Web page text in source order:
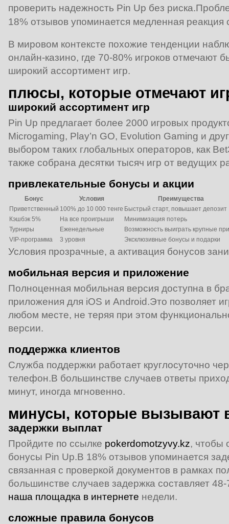
проверить надежность Pin Up без
18% отзывов упоминается медленная
В мировом контексте похожие тенденции
онлайн‑казино, где 70-80% игроков отмечают
широкий ассортимент игр.
плюсы, которые отмечают
широкий ассортимент игр
Pin Up предлагает более 2000 игровых
Microgaming, Play’n GO, Evolution Gaming и
выбором таких глобальных операторов, как
также собрана десятки тысяч игр от ведущих
привлекательные бонусы и акции
Бонус Условия
Преимущества
Приветственный 100% до 10 000 тенге Быстрый старт, повышает депозит
Кэшбэк 5%
На все проигрыши
Минимизация потерь
Турниры
Еженедельные
Возможность выиграть крупные
VIP‑программа
3 уровня Эксклюзивные бонусы и подарки
Условия прозрачные, а активация бонусов
мобильная версия и приложение
Полноценная мобильная версия доступна в
приложения для iOS и Android.Это позволяет
любом месте, не теряя при этом
версии.
поддержка клиентов
Служба поддержки работает круглосуточно
телефон.В большинстве случаев ответы
минут, иногда мгновенно.
минусы, которые вызывают
задержки выплат
Пройдите по ссылке pokerdomotzyvy.kz, чтобы
бонусы Pin Up.В 18% отзывов упоминается
связанная с проверкой документов в рамках
большинстве случаев задержка составляет
наша площадка в интернете недели.
сложные правила бонусов